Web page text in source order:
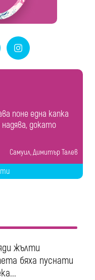
поне една капка
докато
Самуил, Димитър Талев
жълти
бяха пуснати